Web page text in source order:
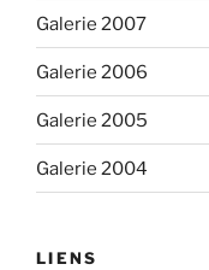
Galerie 2007
Galerie 2006
Galerie 2005
Galerie 2004
LIENS